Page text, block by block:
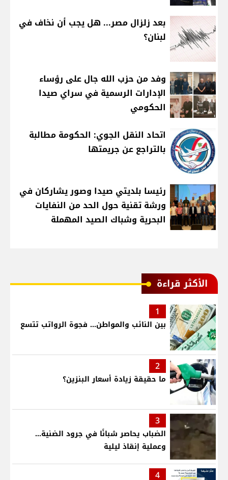
بعد زلزال مصر... هل يجب أن نخاف في
لبنان؟
وفد من حزب الله جال على رؤساء
الإدارات الرسمية في سراي صيدا
الحكومي
اتحاد النقل الجوي: الحكومة مطالبة
بالتراجع عن جريمتها
رئيسا بلديتي صيدا وصور يشاركان في
ورشة تقنية حول الحد من النفايات
البحرية وشباك الصيد المهملة
الأكثر قراءة
1
بين النائب والمواطن... فجوة الرواتب تتسع
2
ما حقيقة زيادة أسعار البنزين؟
3
الضباب يحاصر شبانًا في جرود الضنية...
وعملية إنقاذ ليلية
4